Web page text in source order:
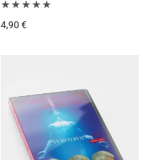
Bewertet mit
4,90 €